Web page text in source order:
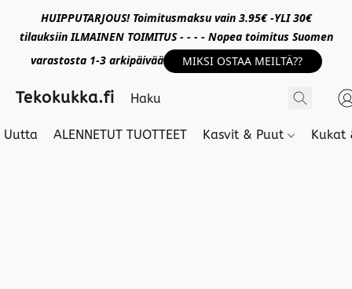
HUIPPUTARJOUS! Toimitusmaksu vain 3.95€ -YLI 30€
tilauksiin ILMAINEN TOIMITUS - - - - Nopea toimitus Suomen
varastosta 1-3 arkipäivää
MIKSI OSTAA MEILTÄ??
Tekokukka.fi
Uutta ALENNETUT TUOTTEET Kasvit & Puut Kukat